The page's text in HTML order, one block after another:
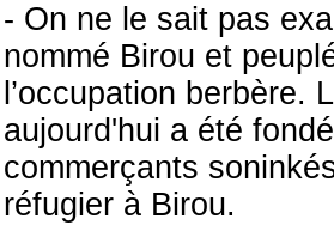
- On ne le sait pas
nommé Birou et
l’occupation
aujourd'hui a été
commerçants
réfugier à Birou.